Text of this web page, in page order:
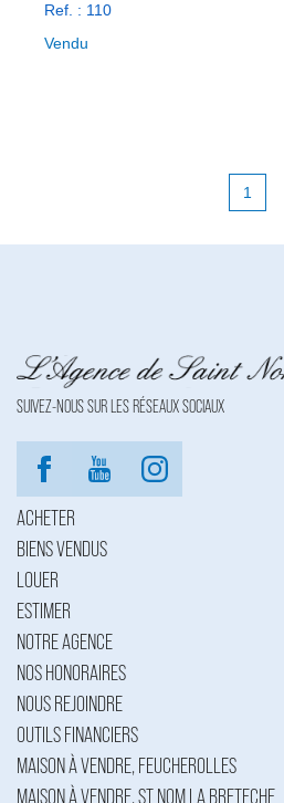
le dernier terrain à bâtir de cet
L'emprise au sol autorisée est de
piscinable. Le site est protégé
Ref. : 110
Vendu
1
SUIVEZ-NOUS SUR LES RÉSEAUX SOCIAUX
ACHETER
BIENS VENDUS
LOUER
ESTIMER
NOTRE AGENCE
NOS HONORAIRES
NOUS REJOINDRE
OUTILS FINANCIERS
MAISON À VENDRE, FEUCHEROLLES
MAISON À VENDRE, ST NOM LA BRETECHE